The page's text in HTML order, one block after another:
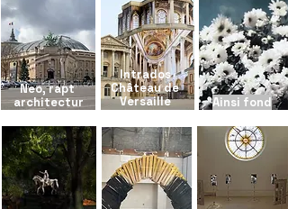
Neo, rapt
architectur
Ainsi fond
Intrados
Château de
Versaille